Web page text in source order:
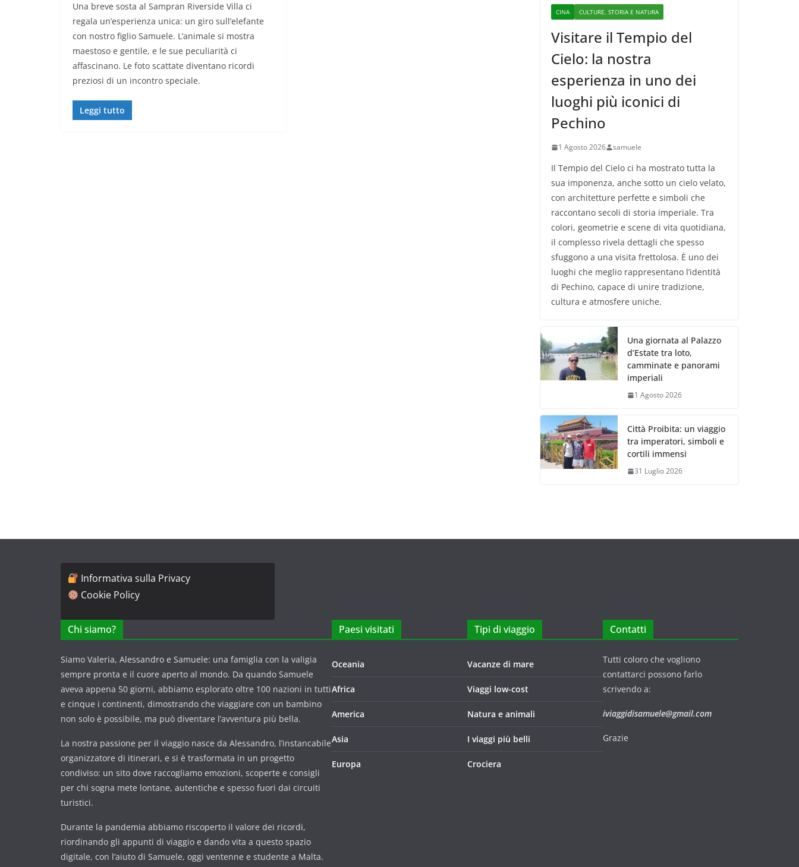
Una breve sosta al Sampran Riverside Villa ci
regala un’esperienza unica: un giro sull’elefante
con nostro figlio Samuele. L’animale si mostra
maestoso e gentile, e le sue peculiarità ci
affascinano. Le foto scattate diventano ricordi
preziosi di un incontro speciale.
Leggi tutto
CINA CULTURE, STORIA E NATURA
Visitare il Tempio del
Cielo: la nostra
esperienza in uno dei
luoghi più iconici di
Pechino
1 Agosto 2026 samuele
Il Tempio del Cielo ci ha mostrato tutta la
sua imponenza, anche sotto un cielo velato,
con architetture perfette e simboli che
raccontano secoli di storia imperiale. Tra
colori, geometrie e scene di vita quotidiana,
il complesso rivela dettagli che spesso
sfuggono a una visita frettolosa. È uno dei
luoghi che meglio rappresentano l’identità
di Pechino, capace di unire tradizione,
cultura e atmosfere uniche.
Una giornata al Palazzo
d’Estate tra loto,
camminate e panorami
imperiali
1 Agosto 2026
Città Proibita: un viaggio
tra imperatori, simboli e
cortili immensi
31 Luglio 2026
Informativa sulla Privacy
Cookie Policy
Chi siamo?
Siamo Valeria, Alessandro e Samuele: una famiglia con la valigia
sempre pronta e il cuore aperto al mondo. Da quando Samuele
aveva appena 50 giorni, abbiamo esplorato oltre 100 nazioni in tutti
e cinque i continenti, dimostrando che viaggiare con un bambino
non solo è possibile, ma può diventare l’avventura più bella.
La nostra passione per il viaggio nasce da Alessandro, l’instancabile
organizzatore di itinerari, e si è trasformata in un progetto
condiviso: un sito dove raccogliamo emozioni, scoperte e consigli
per chi sogna mete lontane, autentiche e spesso fuori dai circuiti
turistici.
Durante la pandemia abbiamo riscoperto il valore dei ricordi,
riordinando gli appunti di viaggio e dando vita a questo spazio
digitale, con l’aiuto di Samuele, oggi ventenne e studente a Malta.
Paesi visitati
Oceania
Africa
America
Asia
Europa
Tipi di viaggio
Vacanze di mare
Viaggi low-cost
Natura e animali
I viaggi più belli
Crociera
Contatti
Tutti coloro che vogliono
contattarci possono farlo
scrivendo a:
iviaggidisamuele@gmail.com
Grazie